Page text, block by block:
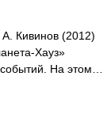
, А. Кивинов (2012)
Хауз»
На этом…